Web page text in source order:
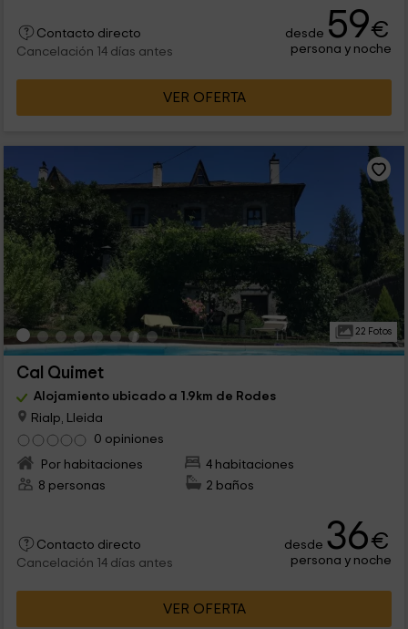
Contacto directo
Cancelación 14 días antes
desde 59€
persona y noche
VER OFERTA
22 Fotos
Cal Quimet
Alojamiento ubicado a 1.9km de Rodes
Rialp, Lleida
0 opiniones
Por habitaciones
4 habitaciones
8 personas
2 baños
Contacto directo
Cancelación 14 días antes
desde 36€
persona y noche
VER OFERTA